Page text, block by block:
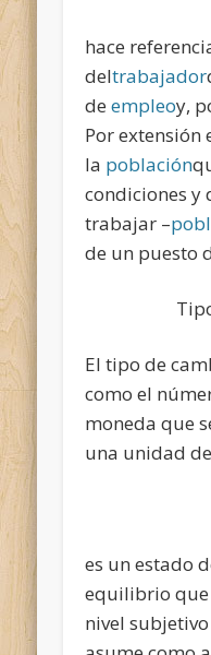
hace
deltrabajador
deempleoy,
Por extensión
la población
condiciones y
trabajar –
de un puesto
El tipo de
como el
moneda que
una unidad
es un estado
equilibrio que
nivel